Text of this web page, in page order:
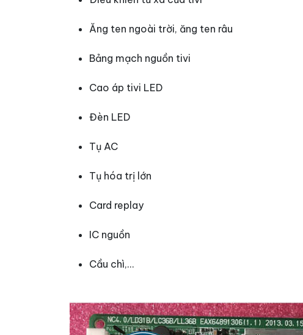
Ăng ten ngoài trời, ăng ten râu
Bảng mạch nguồn tivi
Cao áp tivi LED
Đèn LED
Tụ AC
Tụ hóa trị lớn
Card replay
IC nguồn
Cầu chì,...